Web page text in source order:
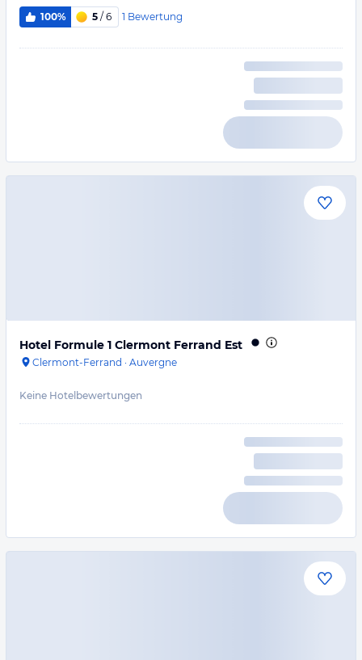
100% 5 / 6 1 Bewertung
Hotel Formule 1 Clermont Ferrand Est
Clermont-Ferrand · Auvergne
Keine Hotelbewertungen